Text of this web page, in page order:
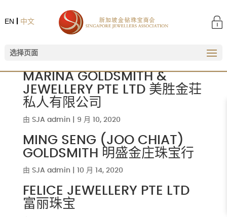
中文
EN
选择页面
MARINA GOLDSMITH &
JEWELLERY PTE LTD 美胜金荘
私人有限公司
由 SJA admin 9 月 10, 2020
MING SENG (JOO CHIAT)
GOLDSMITH 明盛金庄珠宝行
由 SJA admin 10 月 14, 2020
FELICE JEWELLERY PTE LTD
富丽珠宝